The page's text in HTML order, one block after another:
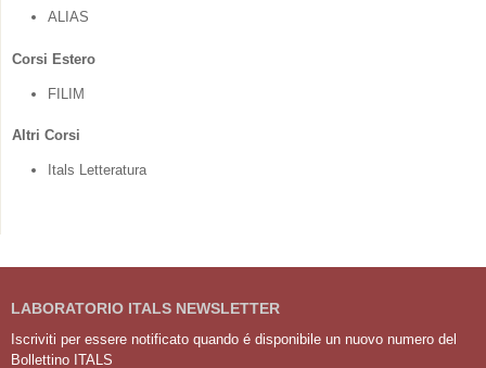
ALIAS
Corsi Estero
FILIM
Altri Corsi
Itals Letteratura
LABORATORIO ITALS NEWSLETTER
Iscriviti per essere notificato quando é disponibile un nuovo numero del
Bollettino ITALS